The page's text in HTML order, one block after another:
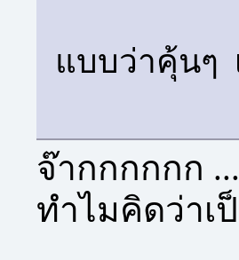
แบบว่าคุ้นๆ
จ๊ากกกกกก
ทำไมคิดว่าเ